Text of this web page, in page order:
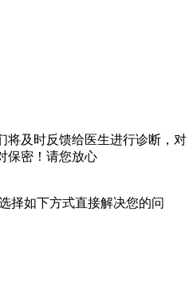
将及时反馈给医生进行诊断，对
保密！请您放心
择如下方式直接解决您的问